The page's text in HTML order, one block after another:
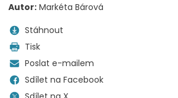
Autor: Markéta Bárová
Stáhnout
Tisk
Poslat e-mailem
Sdílet na Facebook